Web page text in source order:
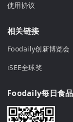
使用协议
相关链接
Foodaily创新博览会
iSEE全球奖
Foodaily每日食品